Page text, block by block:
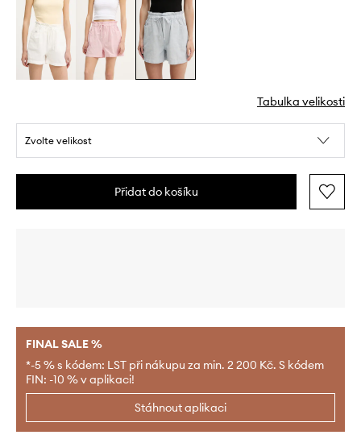
Tabulka velikosti
Zvolte velikost
Přidat do košíku
FINAL SALE %
*-5 % s kódem: LST při nákupu za min. 2 200 Kč. S kódem
FIN: -10 % v aplikaci!
Stáhnout aplikaci